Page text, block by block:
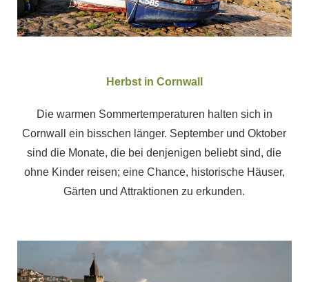
Herbst in Cornwall
Die warmen Sommertemperaturen halten sich in
Cornwall ein bisschen länger. September und Oktober
sind die Monate, die bei denjenigen beliebt sind, die
ohne Kinder reisen; eine Chance, historische Häuser,
Gärten und Attraktionen zu erkunden.